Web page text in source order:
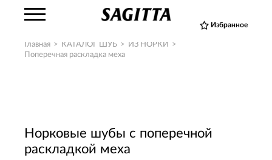
Избранное
Главная > КАТАЛОГ ШУБ > ИЗ НОРКИ >
Поперечная раскладка меха
Норковые шубы с поперечной
раскладкой меха